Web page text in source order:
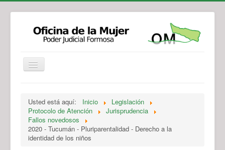
Legislación
Novedades
Recursos y Servicios de Atención
Usted está aquí: Inicio
Legislación
Protocolo de Atención
Jurisprudencia
Fallos novedosos
2020 - Tucumán - Pluriparentalidad - Derecho a la
identidad de los niños